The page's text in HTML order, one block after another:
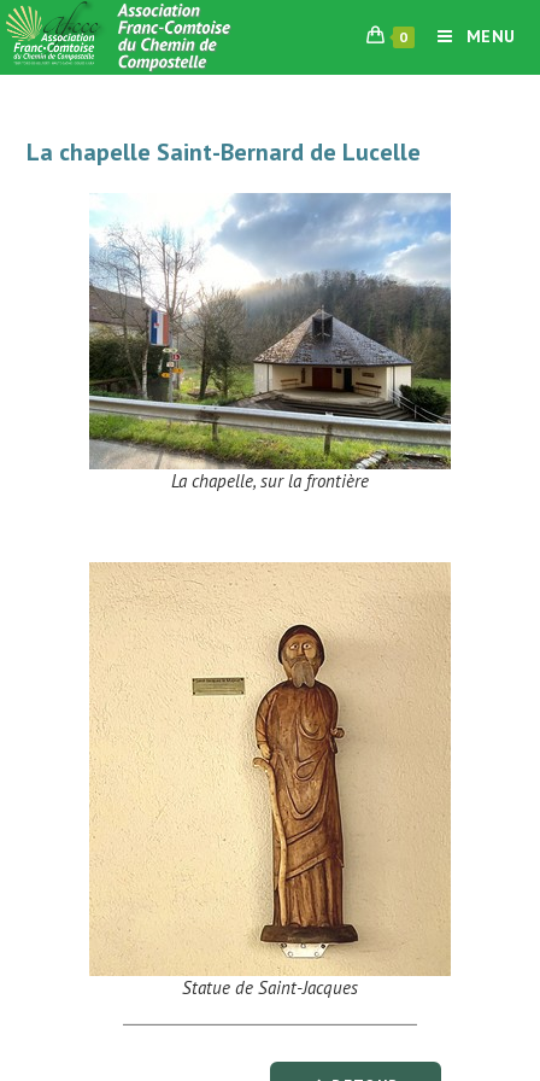
Skip
to
content
0 MENU
La chapelle Saint-Bernard de Lucelle
La chapelle, sur la frontière
Statue de Saint-Jacques